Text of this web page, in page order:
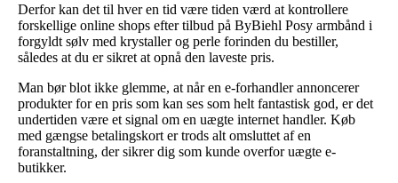
Derfor kan det til hver en tid være tiden værd at kontrollere
forskellige online shops efter tilbud på ByBiehl Posy armbånd i
forgyldt sølv med krystaller og perle forinden du bestiller,
således at du er sikret at opnå den laveste pris.
Man bør blot ikke glemme, at når en e-forhandler annoncerer
produkter for en pris som kan ses som helt fantastisk god, er det
undertiden være et signal om en uægte internet handler. Køb
med gængse betalingskort er trods alt omsluttet af en
foranstaltning, der sikrer dig som kunde overfor uægte e-
butikker.